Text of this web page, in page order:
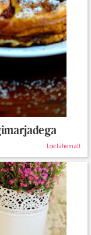
Loe lähemalt